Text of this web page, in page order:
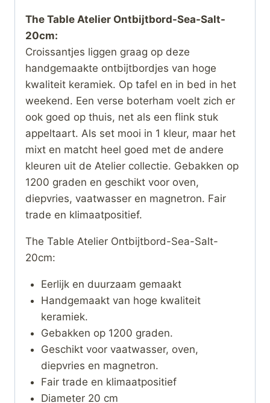
The Table Atelier Ontbijtbord-Sea-Salt-
20cm:
Croissantjes liggen graag op deze
handgemaakte ontbijtbordjes van hoge
kwaliteit keramiek. Op tafel en in bed in het
weekend. Een verse boterham voelt zich er
ook goed op thuis, net als een flink stuk
appeltaart. Als set mooi in 1 kleur, maar het
mixt en matcht heel goed met de andere
kleuren uit de Atelier collectie. Gebakken op
1200 graden en geschikt voor oven,
diepvries, vaatwasser en magnetron. Fair
trade en klimaatpositief.
The Table Atelier Ontbijtbord-Sea-Salt-
20cm:
Eerlijk en duurzaam gemaakt
Handgemaakt van hoge kwaliteit
keramiek.
Gebakken op 1200 graden.
Geschikt voor vaatwasser, oven,
diepvries en magnetron.
Fair trade en klimaatpositief
Diameter 20 cm